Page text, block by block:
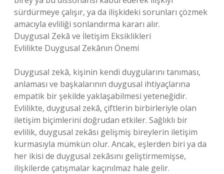
sürdürmeye çalışır, ya da ilişkideki sorunları çözmek
amacıyla evliliği sonlandırma kararı alır.
Duygusal Zekâ ve İletişim Eksiklikleri
Evlilikte Duygusal Zekânın Önemi
Duygusal zekâ, kişinin kendi duygularını tanıması,
anlaması ve başkalarının duygusal ihtiyaçlarına
empatik bir şekilde yaklaşabilmesi yeteneğidir.
Evlilikte, duygusal zekâ, çiftlerin birbirleriyle olan
iletişim biçimlerini doğrudan etkiler. Sağlıklı bir
evlilik, duygusal zekâsı gelişmiş bireylerin iletişim
kurmasıyla mümkün olur. Ancak, eşlerden biri ya da
her ikisi de duygusal zekâsını geliştirmemişse,
ilişkilerde çatışmalar kaçınılmaz hale gelir.